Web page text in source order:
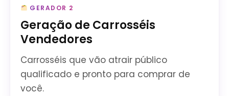
GERADOR 2
Geração de Carrosséis
Vendedores
Carrosséis que vão atrair público
qualificado e pronto para comprar de
você.